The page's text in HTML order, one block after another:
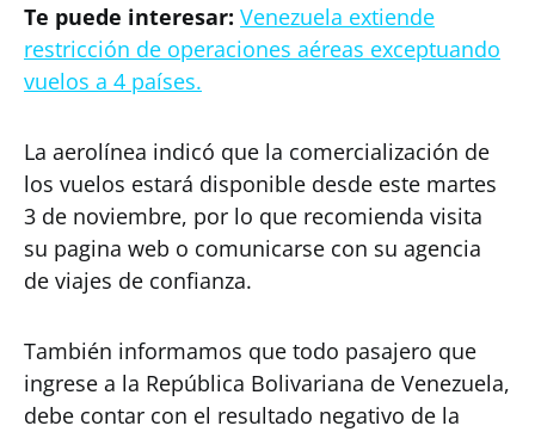
Te puede interesar: Venezuela extiende
restricción de operaciones aéreas exceptuando
vuelos a 4 países.
La aerolínea indicó que la comercialización de
los vuelos estará disponible desde este martes
3 de noviembre, por lo que recomienda visita
su pagina web o comunicarse con su agencia
de viajes de confianza.
También informamos que todo pasajero que
ingrese a la República Bolivariana de Venezuela,
debe contar con el resultado negativo de la